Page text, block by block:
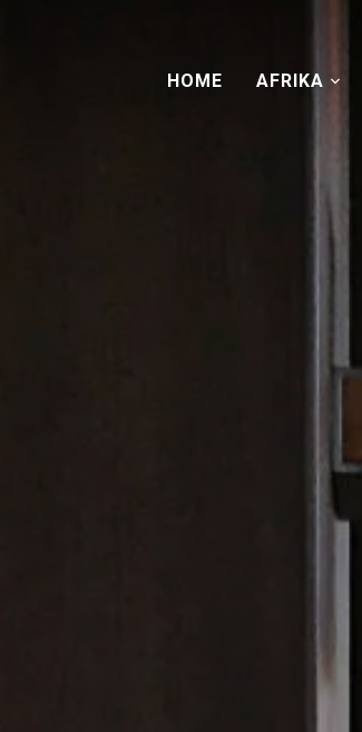
HOME AFRIKA